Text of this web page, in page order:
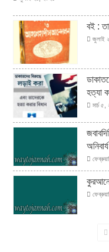
বই :
জুলাই
হত্যা
মার্চ